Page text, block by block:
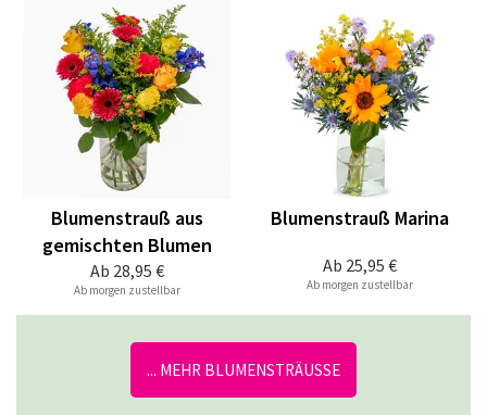
Ab 28,95 €
Blumenstrauß aus
gemischten Blumen
Ab morgen zustellbar
Ab 25,95 €
Blumenstrauß Marina
Ab morgen zustellbar
... MEHR BLUMENSTRÄUSSE